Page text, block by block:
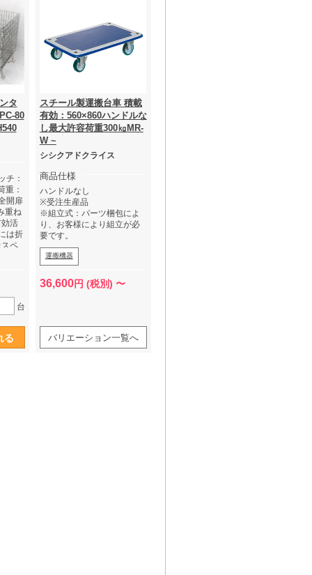
タ
80
チ：
重：
開扉
重ね
活
は折
ペ
三価
質
ム
トッ
は
台
スチール製運搬台車 積載
有効：560×860ハンドルな
し最大許容荷重300㎏MR-
W ~
シシクアドクライス
商品仕様
ハンドルなし
※受注生産品
※組立式：パーツ梱包によ
り、お客様により組立が必
要です。
運搬機器
36,600円 (税別) 〜
バリエーション一覧へ